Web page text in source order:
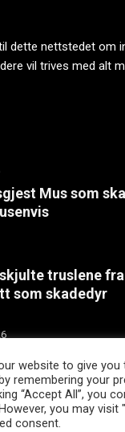
dette nettstedet om
vil trives med alt
Mus som
truslene
som skadedyr
du
website to give
remembering your
“Accept All”, you
you may visit
consent.